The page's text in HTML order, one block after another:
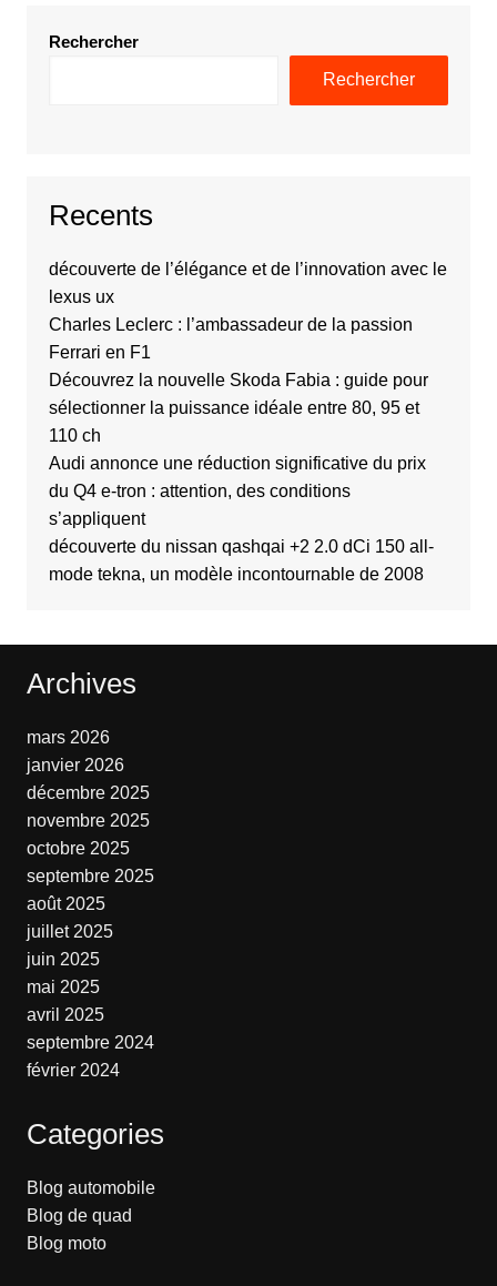
Rechercher
Rechercher
Recents
découverte de l’élégance et de l’innovation avec le
lexus ux
Charles Leclerc : l’ambassadeur de la passion
Ferrari en F1
Découvrez la nouvelle Skoda Fabia : guide pour
sélectionner la puissance idéale entre 80, 95 et
110 ch
Audi annonce une réduction significative du prix
du Q4 e-tron : attention, des conditions
s’appliquent
découverte du nissan qashqai +2 2.0 dCi 150 all-
mode tekna, un modèle incontournable de 2008
Archives
mars 2026
janvier 2026
décembre 2025
novembre 2025
octobre 2025
septembre 2025
août 2025
juillet 2025
juin 2025
mai 2025
avril 2025
septembre 2024
février 2024
Categories
Blog automobile
Blog de quad
Blog moto